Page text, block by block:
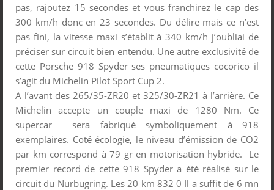
pas, rajoutez 15 secondes et vous franchirez le cap des
300 km/h donc en 23 secondes. Du délire mais ce n’est
pas fini, la vitesse maxi s’établit à 340 km/h j’oubliai de
préciser sur circuit bien entendu. Une autre exclusivité de
cette Porsche 918 Spyder ses pneumatiques cocorico il
s’agit du Michelin Pilot Sport Cup 2.
A l’avant des 265/35-ZR20 et 325/30-ZR21 à l’arrière. Ce
Michelin accepte un couple maxi de 1280 Nm. Ce
supercar sera fabriqué symboliquement à 918
exemplaires. Coté écologie, le niveau d’émission de CO2
par km correspond à 79 gr en motorisation hybride. Le
premier record de cette 918 Spyder a été réalisé sur le
circuit du Nürbugring. Les 20 km 832 0 Il a suffit de 6 mn